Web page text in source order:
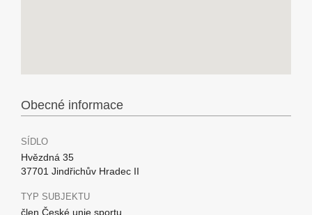
Obecné informace
SÍDLO
Hvězdná 35
37701 Jindřichův Hradec II
TYP SUBJEKTU
člen České unie sportu